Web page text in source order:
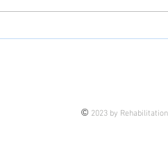
© 2023 by